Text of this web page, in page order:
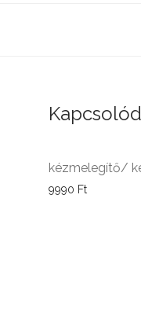
kézmelegítő/
9990 Ft